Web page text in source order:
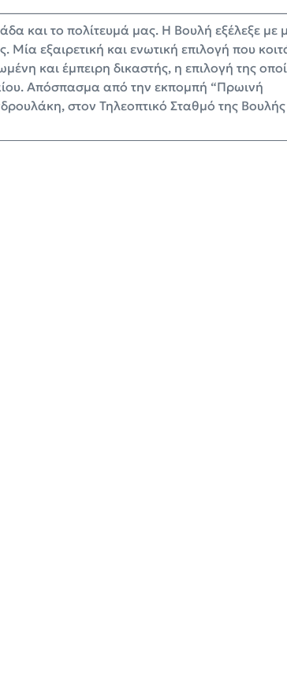
και το πολίτευμά μας. Η Βουλή εξέλεξε με
εξαιρετική και ενωτική επιλογή που
και έμπειρη δικαστής, η επιλογή της
Απόσπασμα από την εκπομπή “Πρωινή
στον Τηλεοπτικό Σταθμό της